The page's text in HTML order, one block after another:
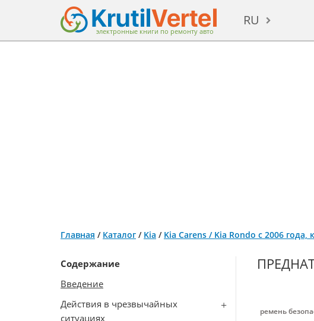
электронные книги по ремонту авто
RU
Главная / Каталог / Kia / Kia Carens / Kia Rondo с 2006
Содержание
Введение
Действия в чрезвычайных
ситуациях
ремень